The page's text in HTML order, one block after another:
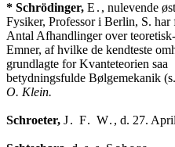
* Schrödinger, E. , nulevende
Fysiker, Professor i Berlin, S. har
Antal Afhandlinger over
Emner, af hvilke de kendteste
grundlagte for Kvanteteorien saa
betydningsfulde Bølgemekanik
O. Klein.
Schroeter, J. F. W. , d. 27.